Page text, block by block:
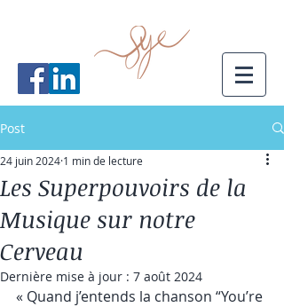
Post
Les Superpouvoirs de la
Musique sur notre
Cerveau
24 juin 2024 1 min de lecture
Dernière mise à jour : 7 août 2024
« Quand j’entends la chanson “You’re